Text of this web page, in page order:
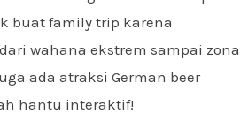
buat family trip karena
wahana ekstrem sampai zona
ada atraksi German beer
hantu interaktif!